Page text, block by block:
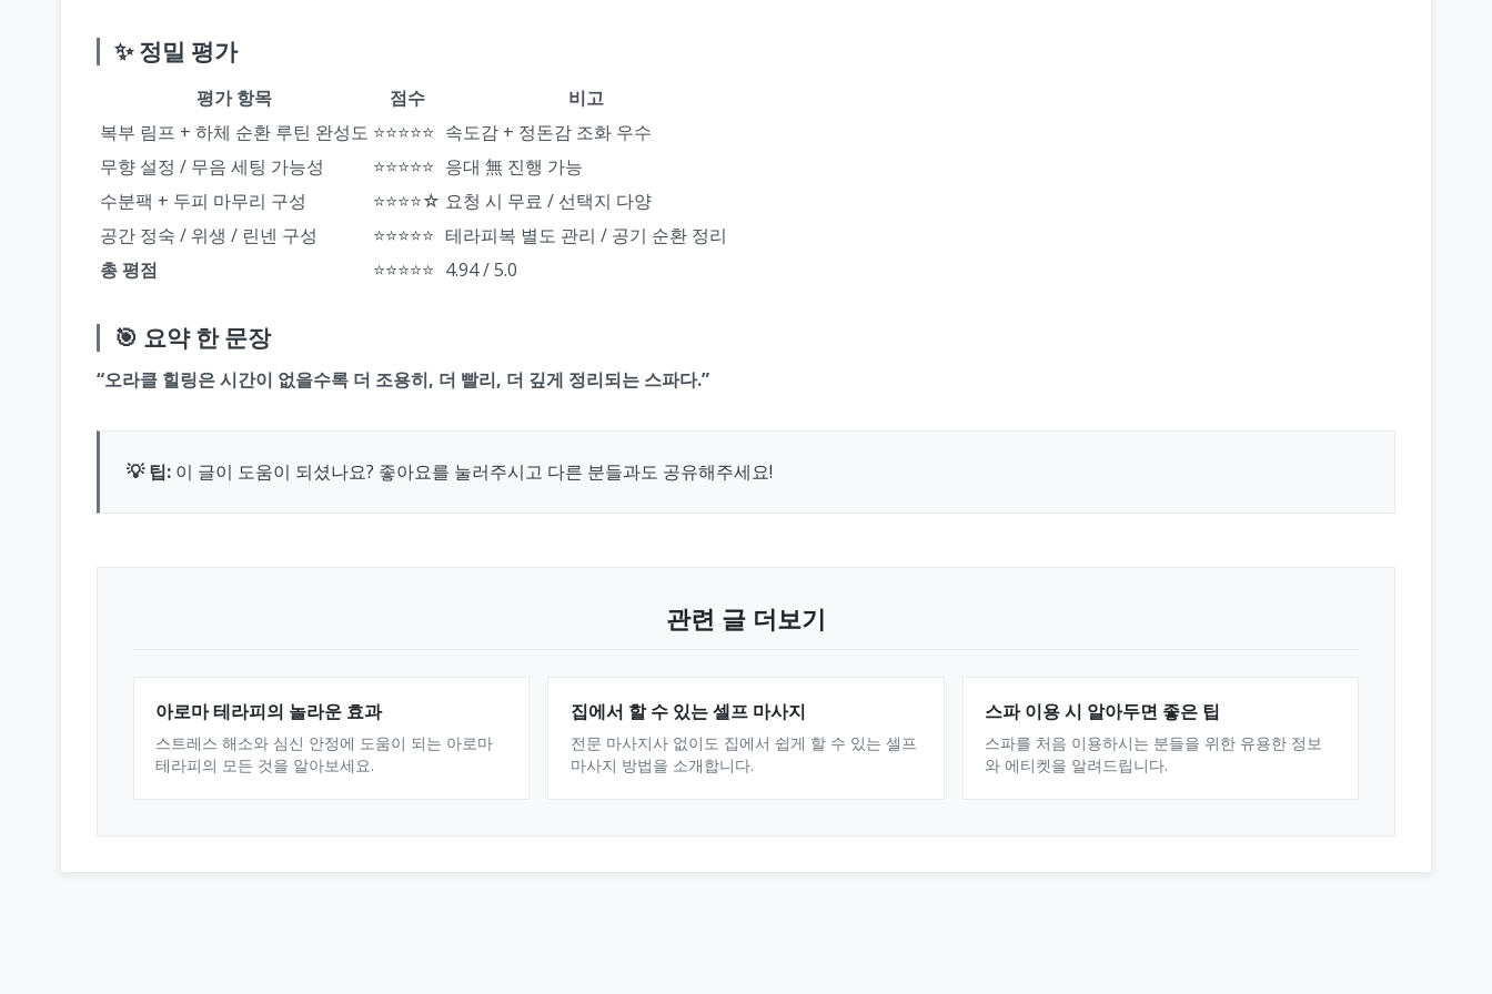
✨ 정밀 평가
평가 항목 점수
비고
복부 림프 + 하체 순환 루틴 완성도 ⭐⭐⭐⭐⭐ 속도감 + 정돈감 조화 우수
무향 설정 / 무음 세팅 가능성
⭐⭐⭐⭐⭐ 응대 無 진행 가능
수분팩 + 두피 마무리 구성
⭐⭐⭐⭐☆ 요청 시 무료 / 선택지 다양
공간 정숙 / 위생 / 린넨 구성
⭐⭐⭐⭐⭐ 테라피복 별도 관리 / 공기 순환 정리
총 평점
⭐⭐⭐⭐⭐ 4.94 / 5.0
🎯 요약 한 문장
“오라클 힐링은 시간이 없을수록 더 조용히, 더 빨리, 더 깊게 정리되는 스파다.”
💡 팁: 이 글이 도움이 되셨나요? 좋아요를 눌러주시고 다른 분들과도 공유해주세요!
관련 글 더보기
아로마 테라피의 놀라운 효과
스트레스 해소와 심신 안정에 도움이 되는 아로마
테라피의 모든 것을 알아보세요.
집에서 할 수 있는 셀프 마사지
전문 마사지사 없이도 집에서 쉽게 할 수 있는 셀프
마사지 방법을 소개합니다.
스파 이용 시 알아두면 좋은 팁
스파를 처음 이용하시는 분들을 위한 유용한 정보
와 에티켓을 알려드립니다.